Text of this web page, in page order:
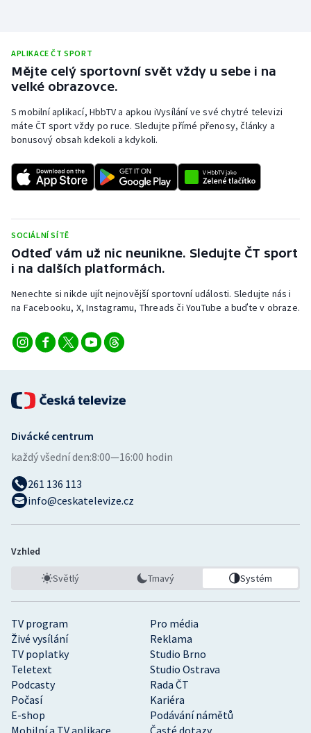
APLIKACE ČT SPORT
Mějte celý sportovní svět vždy u sebe i na
velké obrazovce.
S mobilní aplikací, HbbTV a apkou iVysílání ve své chytré televizi
máte ČT sport vždy po ruce. Sledujte přímé přenosy, články a
bonusový obsah kdekoli a kdykoli.
SOCIÁLNÍ SÍTĚ
Odteď vám už nic neunikne. Sledujte ČT sport
i na dalších platformách.
Nenechte si nikde ujít nejnovější sportovní události. Sledujte nás i
na Facebooku, X, Instagramu, Threads či YouTube a buďte v obraze.
TV program
Pro média
Živé vysílání
Reklama
TV poplatky
Studio Brno
Teletext
Studio Ostrava
Podcasty
Rada ČT
Počasí
Kariéra
E-shop
Podávání námětů
Mobilní a TV aplikace
Časté dotazy
Divácké centrum
každý všední den:8:00—16:00 hodin
261 136 113
info@ceskatelevize.cz
Vzhled
Světlý Tmavý Systém